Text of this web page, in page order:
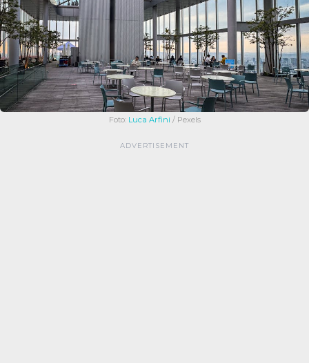
Foto: Luca Arfini / Pexels